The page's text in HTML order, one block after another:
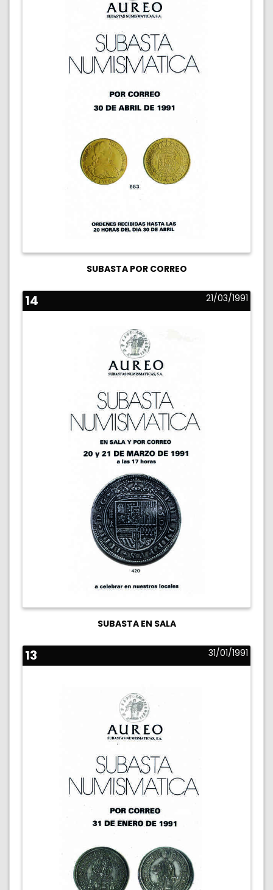
SUBASTA POR CORREO
14 21/03/1991
SUBASTA EN SALA
13 31/01/1991